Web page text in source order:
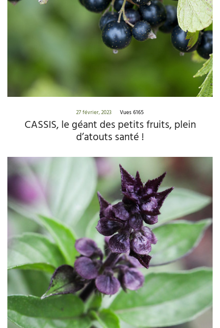
27 février, 2023 Vues 6165
CASSIS, le géant des petits fruits, plein
d’atouts santé !